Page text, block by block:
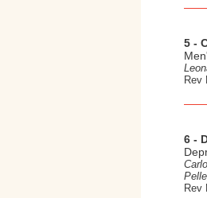
5 -
Rev
6 -
Rev